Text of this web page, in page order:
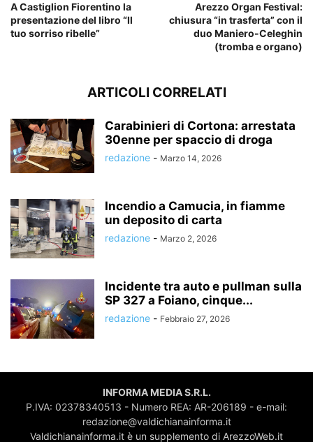
A Castiglion Fiorentino la
presentazione del libro “Il
tuo sorriso ribelle”
Arezzo Organ Festival:
chiusura “in trasferta” con il
duo Maniero-Celeghin
(tromba e organo)
ARTICOLI CORRELATI
Carabinieri di Cortona: arrestata
30enne per spaccio di droga
redazione - Marzo 14, 2026
Incendio a Camucia, in fiamme
un deposito di carta
redazione - Marzo 2, 2026
Incidente tra auto e pullman sulla
SP 327 a Foiano, cinque...
redazione - Febbraio 27, 2026
INFORMA MEDIA S.R.L.
P.IVA: 02378340513 - Numero REA: AR-206189 - e-mail:
redazione@valdichianainforma.it
Valdichianainforma.it è un supplemento di ArezzoWeb.it